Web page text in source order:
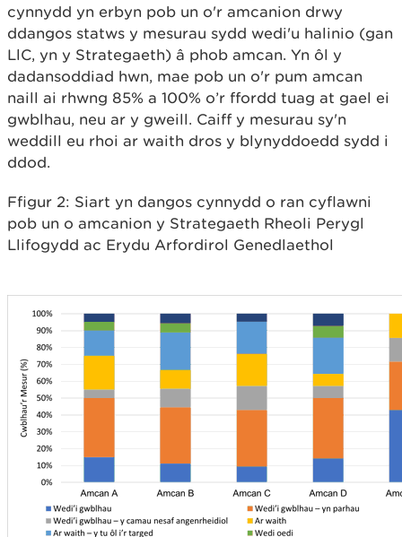
cynnydd yn erbyn pob un o'r amcanion drwy
ddangos statws y mesurau sydd wedi'u halinio (gan
LlC, yn y Strategaeth) â phob amcan. Yn ôl y
dadansoddiad hwn, mae pob un o'r pum amcan
naill ai rhwng 85% a 100% o’r ffordd tuag at gael ei
gwblhau, neu ar y gweill. Caiff y mesurau sy'n
weddill eu rhoi ar waith dros y blynyddoedd sydd i
ddod.
Ffigur 2: Siart yn dangos cynnydd o ran cyflawni
pob un o amcanion y Strategaeth Rheoli Perygl
Llifogydd ac Erydu Arfordirol Genedlaethol